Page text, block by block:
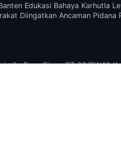
Edukasi Bahaya Karhutla
Diingatkan Ancaman Pidana
:Jln Raya Sipon RT.03/RW.19